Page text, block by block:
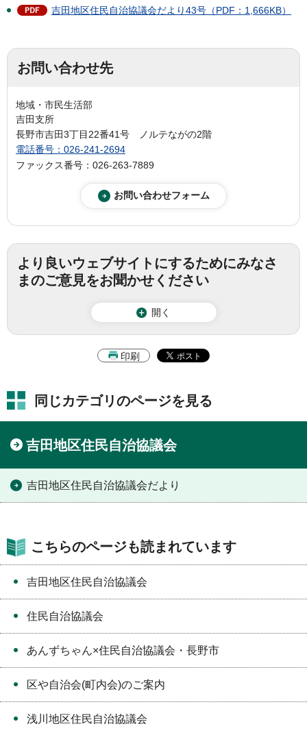
吉田地区住民自治協議会だより43号（PDF：1,666KB）
お問い合わせ先
地域・市民生活部
吉田支所
長野市吉田3丁目22番41号 ノルテながの2階
電話番号：026-241-2694
ファックス番号：026-263-7889
より良いウェブサイトにするためにみなさ
まのご意見をお聞かせください
開く
印刷
同じカテゴリのページを見る
吉田地区住民自治協議会
吉田地区住民自治協議会だより
こちらのページも読まれています
吉田地区住民自治協議会
住民自治協議会
あんずちゃん×住民自治協議会・長野市
区や自治会(町内会)のご案内
浅川地区住民自治協議会